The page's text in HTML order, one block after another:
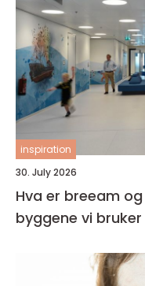
inspiration
30. July 2026
Hva er breeam
byggene vi